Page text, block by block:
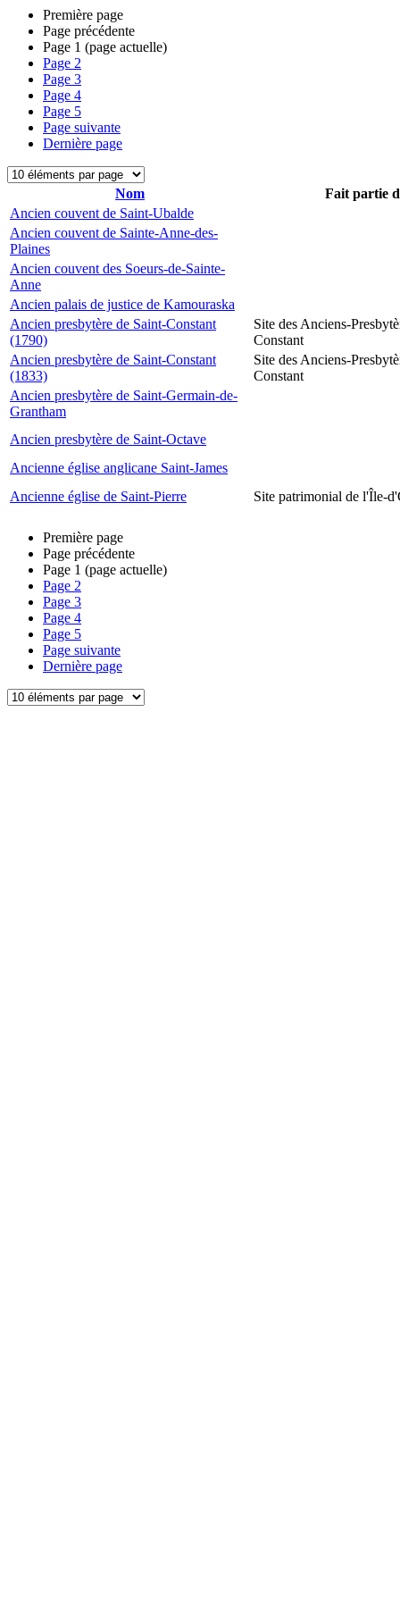
Première page
Page précédente
Page 1 (page actuelle)
Page 2
Page 3
Page 4
Page 5
Page suivante
Dernière page
Nom
Fait partie
Ancien couvent de Saint-Ubalde
Ancien couvent de Sainte-Anne-des-
Plaines
Ancien couvent des Soeurs-de-Sainte-
Anne
Ancien palais de justice de Kamouraska
Ancien presbytère de Saint-Constant
(1790)
Site des Anciens-
Constant
Ancien presbytère de Saint-Constant
(1833)
Site des Anciens-
Constant
Ancien presbytère de Saint-Germain-de-
Grantham
Ancien presbytère de Saint-Octave
Ancienne église anglicane Saint-James
Ancienne église de Saint-Pierre
Site patrimonial de l'Île-
Première page
Page précédente
Page 1 (page actuelle)
Page 2
Page 3
Page 4
Page 5
Page suivante
Dernière page